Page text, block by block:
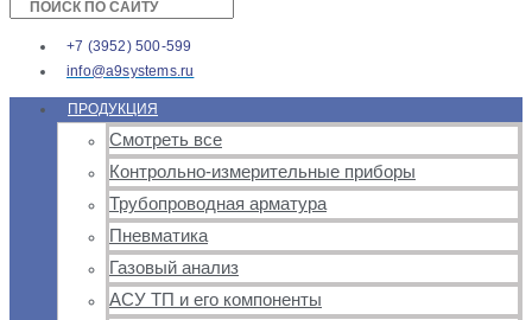
+7 (3952) 500-599
info@a9systems.ru
ПРОДУКЦИЯ
Смотреть все
Контрольно-измерительные приборы
Трубопроводная арматура
Пневматика
Газовый анализ
АСУ ТП и его компоненты